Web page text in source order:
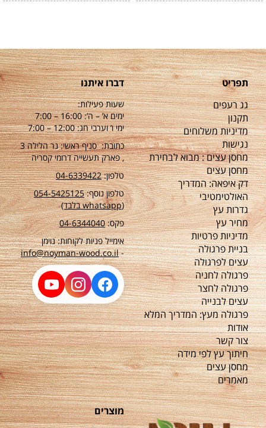
דברו איתנו
שעות פעילות:
ימים א’ – ה’: 16:00 – 7:00
ימי ו’ וערבי חג: 12:00 – 7:00
כתובת: סניף ראשי: נר הלילה 3
, פארק תעשייה דרומי קסריה
טלפון:04-6339422
טלפון נוסף:
054-5425125
(whatsapp בלבד)
פקס:04-6344040
אימייל פניות לקוחות: נוימן
-
info@noyman-wood.co.il
תפריט
גג רעפים
תקנון
מדיניות משלוחים
נגישות
מחסן עצים : מבוא לבחירת
מחסן עצים
דק איפאה: המדריך
האולטימטיבי
גדרות עץ
מחיר עץ
מדיניות פרטיות
בניית פרגולה
עצים לפרגולה
פרגולה לחניה
פרגולה לחצר
עצים לבנייה
פרגולה מעץ: המדריך המלא
אודות
צור קשר
חיתוך עץ לפי מידה
מחסן עצים
מאמרים
מוצרים